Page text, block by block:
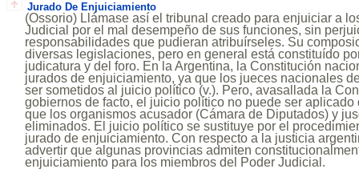
Jurado De Enjuiciamiento
(Ossorio) Llámase así el tribunal creado para enjuiciar a
Judicial por el mal desempeño de sus funciones, sin
responsabilidades que pudieran atribuírseles. Su
diversas legislaciones, pero en general está constituído
judicatura y del foro. En la Argentina, la Constitución
jurados de enjuiciamiento, ya que los jueces nacionales
ser sometidos al juicio político (v.). Pero, avasallada la
gobiernos de facto, el juicio político no puede ser aplicado
que los organismos acusador (Cámara de Diputados) y
eliminados. El juicio político se sustituye por el
jurado de enjuiciamiento. Con respecto a la justicia
advertir que algunas provincias admiten
enjuiciamiento para los miembros del Poder Judicial.